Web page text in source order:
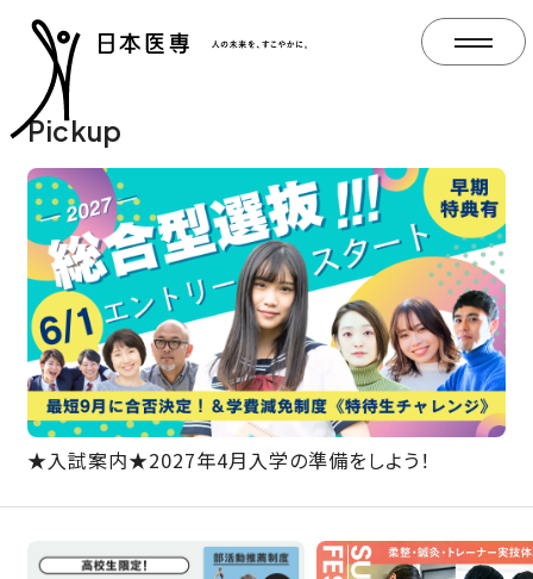
Pickup
★入試案内★2027年4月入学の準備をしよう！